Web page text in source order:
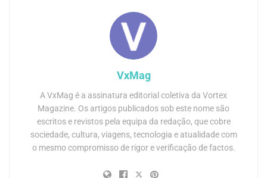
VxMag
A VxMag é a assinatura editorial coletiva da Vortex
Magazine. Os artigos publicados sob este nome são
escritos e revistos pela equipa da redação, que cobre
sociedade, cultura, viagens, tecnologia e atualidade com
o mesmo compromisso de rigor e verificação de factos.